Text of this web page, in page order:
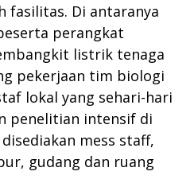
fasilitas. Di antaranya
perangkat
listrik tenaga
pekerjaan tim biologi
lokal yang sehari-hari
penelitian intensif di
mess staff,
gudang dan ruang